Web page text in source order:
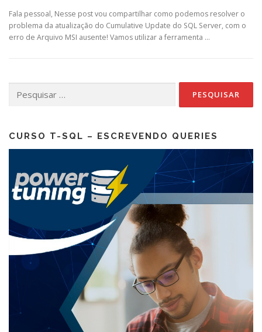
Fala pessoal, Nesse post vou compartilhar como podemos resolver o
problema da atualização do Cumulative Update do SQL Server, com o
erro de Arquivo MSI ausente! Vamos utilizar a ferramenta …
por:
CURSO T-SQL – ESCREVENDO QUERIES